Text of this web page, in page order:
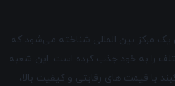
نیز به عنوان یک مرکز بین‌ المللی شناخته می‌شود که
را به خود جذب کرده است. این شعبه
با قیمت های رقابتی و کیفیت بالا،